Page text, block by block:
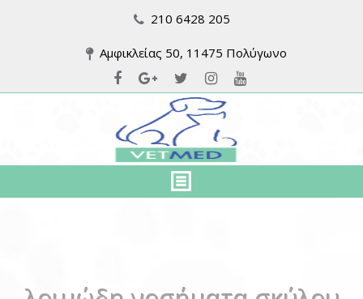
210 6428 205
Αμφικλείας 50, 11475 Πολύγωνο